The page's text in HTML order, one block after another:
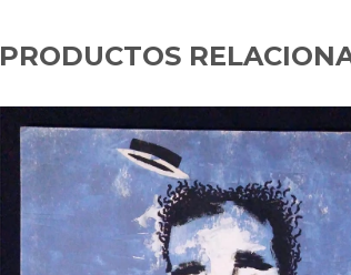
PRODUCTOS